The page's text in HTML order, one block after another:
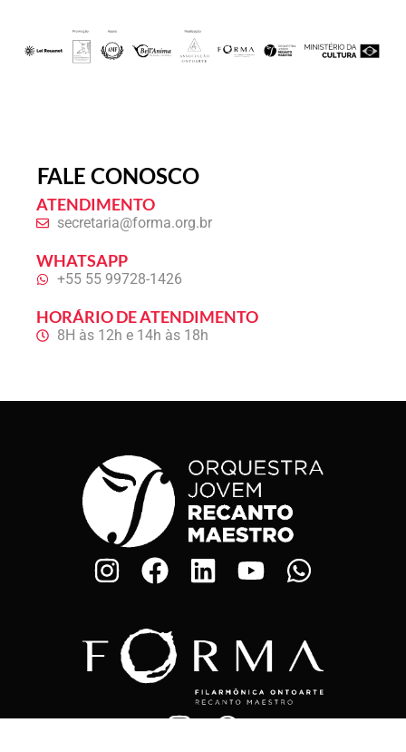
FALE CONOSCO
ATENDIMENTO
secretaria@forma.org.br
WHATSAPP
+55 55 99728-1426
HORÁRIO DE ATENDIMENTO
8H às 12h e 14h às 18h